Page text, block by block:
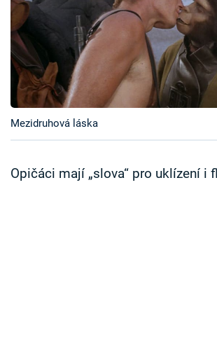
Pořady
TV Program
Časopis
Sledujte prima+
Přihlášení
Mezidruhová láska
Opičáci mají „slova“ pro uklízení i